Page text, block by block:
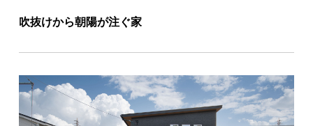
吹抜けから朝陽が注ぐ家